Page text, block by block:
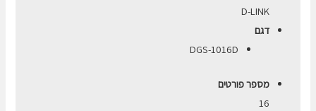
Gigabit
10/100/1000Mbps
D-LINK
דגם
DGS-1016D
מספר פורטים
16